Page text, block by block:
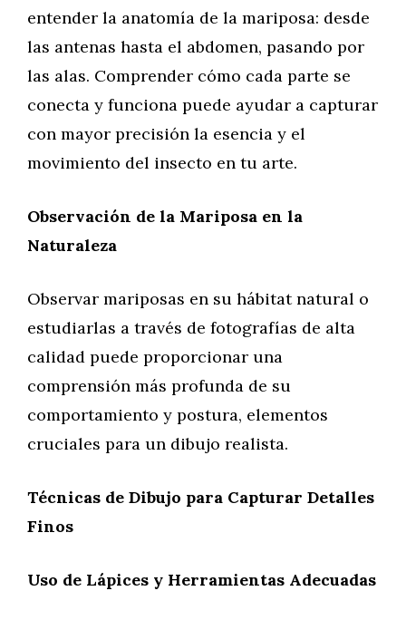
entender la anatomía de la mariposa: desde
las antenas hasta el abdomen, pasando por
las alas. Comprender cómo cada parte se
conecta y funciona puede ayudar a capturar
con mayor precisión la esencia y el
movimiento del insecto en tu arte.
Observación de la Mariposa en la
Naturaleza
Observar mariposas en su hábitat natural o
estudiarlas a través de fotografías de alta
calidad puede proporcionar una
comprensión más profunda de su
comportamiento y postura, elementos
cruciales para un dibujo realista.
Técnicas de Dibujo para Capturar Detalles
Finos
Uso de Lápices y Herramientas Adecuadas